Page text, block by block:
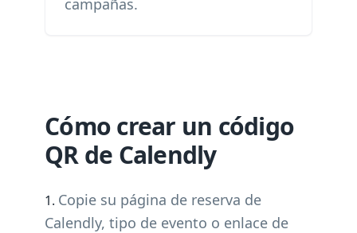
campañas.
Cómo crear un código
QR de Calendly
Copie su página de reserva de
Calendly, tipo de evento o enlace de